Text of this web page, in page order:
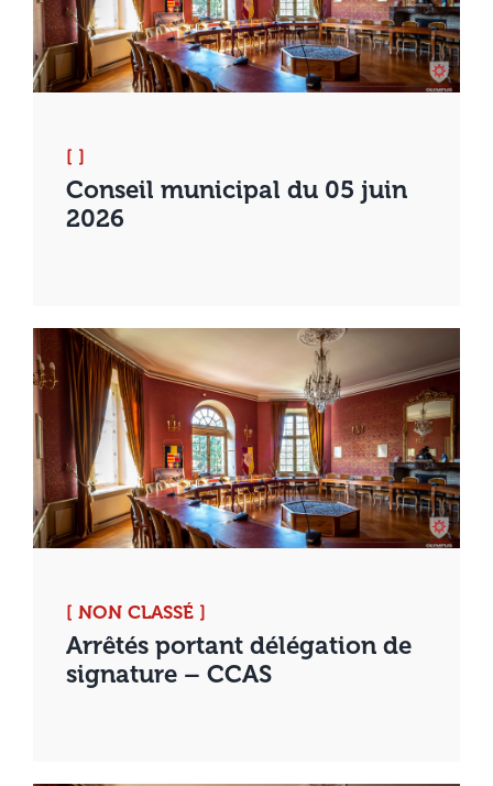
[ ]
Conseil municipal du 05 juin
2026
[ NON CLASSÉ ]
Arrêtés portant délégation de
signature – CCAS